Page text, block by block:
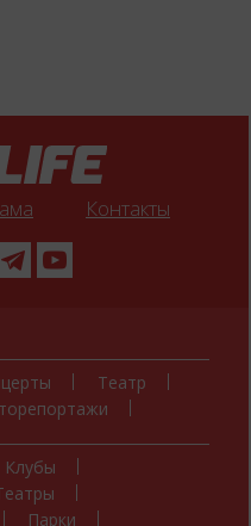
Контакты
Театр
Клубы
Парки